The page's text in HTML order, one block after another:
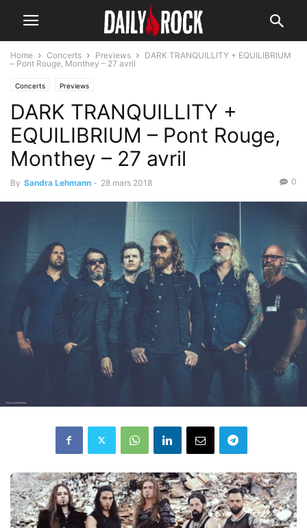
Home Concerts Previews
DARK TRANQUILLITY + EQUILIBRIUM
– Pont Rouge, Monthey – 27 avril
Concerts Previews
DARK TRANQUILLITY +
EQUILIBRIUM – Pont Rouge,
Monthey – 27 avril
By Sandra Lehmann - 28 mars 2018 0